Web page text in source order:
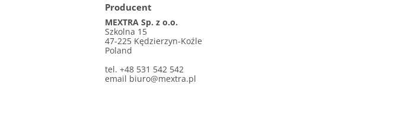
Producent
MEXTRA Sp. z o.o.
Szkolna 15
47-225 Kędzierzyn-Koźle
Poland
tel. +48 531 542 542
email biuro@mextra.pl